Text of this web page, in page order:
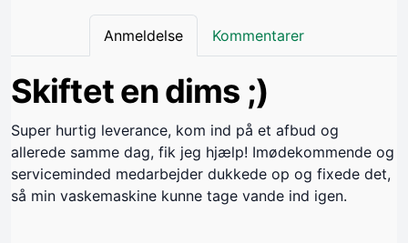
Anmeldelse Kommentarer
Skiftet en dims ;)
Super hurtig leverance, kom ind på et afbud og
allerede samme dag, fik jeg hjælp! Imødekommende og
serviceminded medarbejder dukkede op og fixede det,
så min vaskemaskine kunne tage vande ind igen.